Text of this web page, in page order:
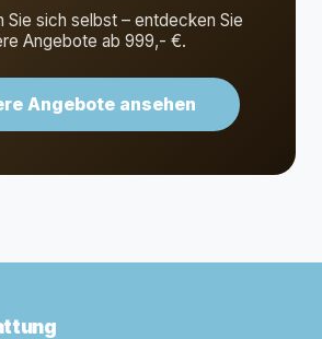
Sie sich selbst – entdecken Sie
Angebote ab 999,- €.
Angebote ansehen